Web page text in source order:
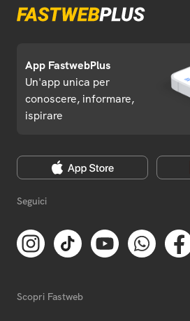
App FastwebPlus
Un'app unica per
conoscere, informare,
ispirare
Seguici
Scopri Fastweb